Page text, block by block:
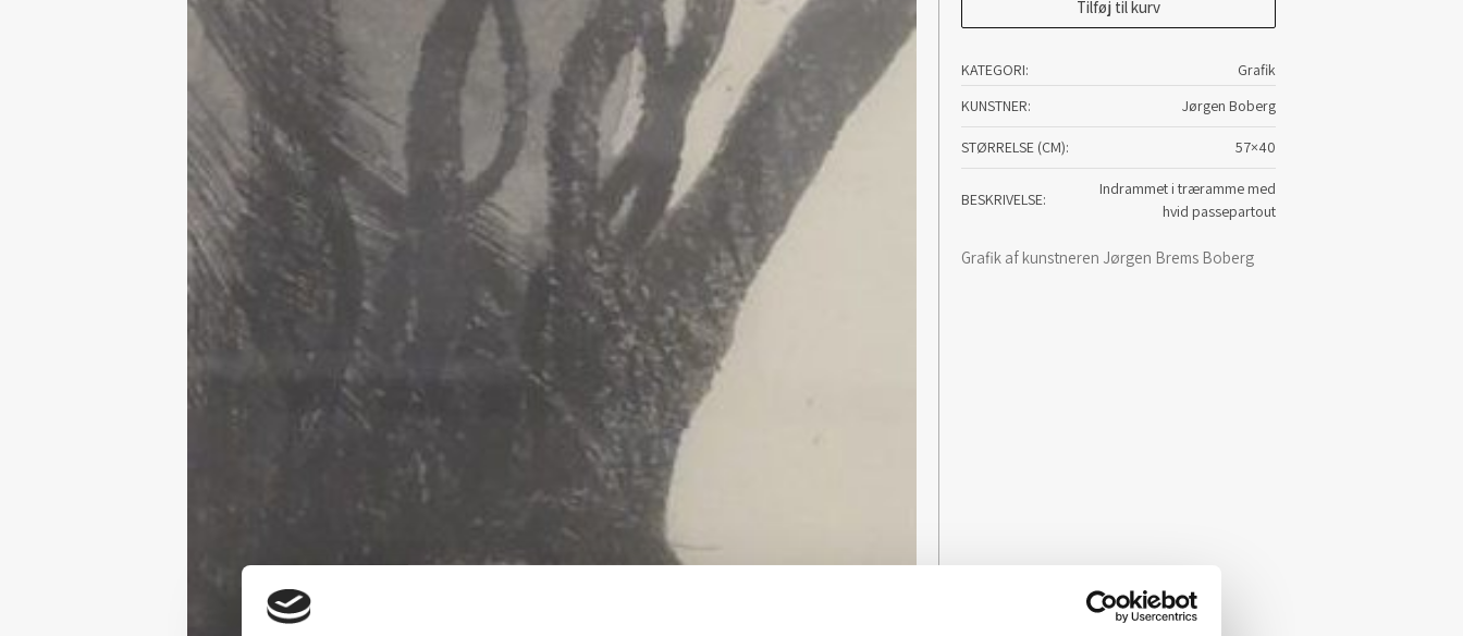
antal
Tilføj til kurv
KATEGORI:
Grafik
KUNSTNER
Jørgen Boberg
STØRRELSE (CM) 57×40
BESKRIVELSE
Indrammet i træramme med
hvid passepartout
Grafik af kunstneren Jørgen Brems Boberg